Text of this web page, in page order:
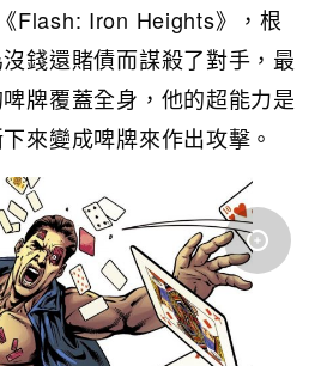
Flash: Iron Heights》，根
錢還賭債而謀殺了對手，最
牌覆蓋全身，他的超能力是
來變成啤牌來作出攻擊。